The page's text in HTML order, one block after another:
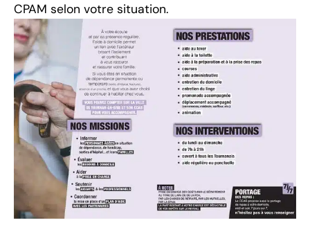
CPAM selon votre situation.